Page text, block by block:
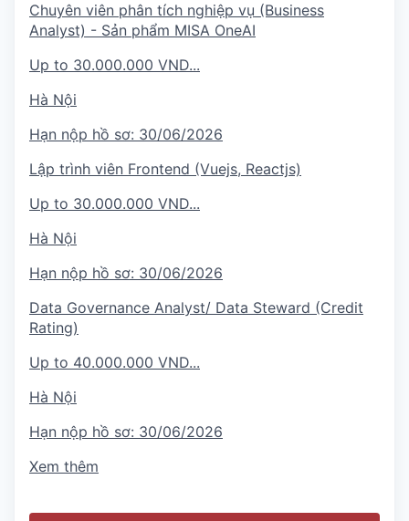
Chuyên viên phân tích nghiệp vụ (Business
Analyst) - Sản phẩm MISA OneAI
Up to 30.000.000 VND...
Hà Nội
Hạn nộp hồ sơ: 30/06/2026
Lập trình viên Frontend (Vuejs, Reactjs)
Up to 30.000.000 VND...
Hà Nội
Hạn nộp hồ sơ: 30/06/2026
Data Governance Analyst/ Data Steward (Credit
Rating)
Up to 40.000.000 VND...
Hà Nội
Hạn nộp hồ sơ: 30/06/2026
Xem thêm